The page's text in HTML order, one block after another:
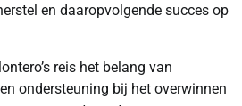
en daaropvolgende succes op
reis het belang van
ondersteuning bij het overwinnen